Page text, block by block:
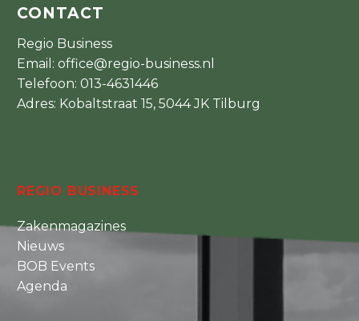
CONTACT
Regio Business
Email: office@regio-business.nl
Telefoon: 013-4631446
Adres: Kobaltstraat 15, 5044 JK Tilburg
REGIO BUSINESS
Zakenmagazines
Nieuws
BOB Events
Agenda